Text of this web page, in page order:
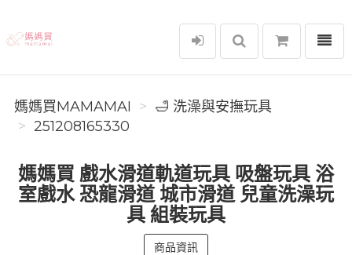
媽媽買MAMAMAI
選單
媽媽買MAMAMAI
🛁 洗澡與安撫玩具
251208165330
媽媽買 戲水滑道軌道玩具 吸盤玩具 浴
室戲水 恐龍滑道 城市滑道 兒童洗澡玩
具 組裝玩具
商品資訊